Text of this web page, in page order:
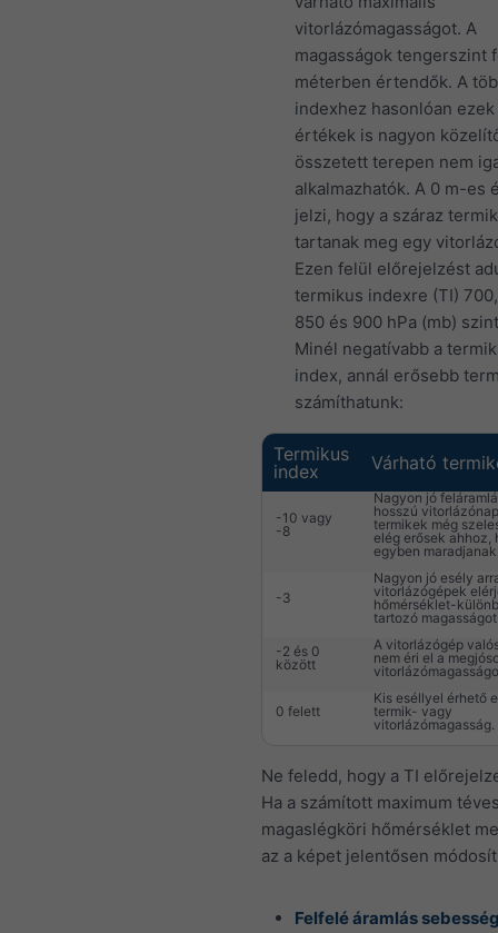
vitorlázómagasságot. A
magasságok tengerszint
méterben értendők. A
indexhez hasonlóan ezek
értékek is nagyon
összetett terepen nem
alkalmazhatók. A 0 m-es
jelzi, hogy a száraz
tartanak meg egy
Ezen felül előrejelzést
termikus indexre (TI)
850 és 900 hPa (mb)
Minél negatívabb a
index, annál erősebb
számíthatunk:
Termikus
index
Várható
-10 vagy
-8
Nagyon jó
hosszú
termikek még
elég erősek ahhoz,
egyben
-3
Nagyon jó esély
vitorlázógépek
hőmérséklet-
tartozó
-2 és 0
között
A vitorlázógép
nem éri el a
0 felett
Kis eséllyel érhető
termik- vagy
vitorlázómagasság.
Ne feledd, hogy a TI
Ha a számított maximum
magaslégköri hőmérséklet
az a képet jelentősen
Felfelé áramlás